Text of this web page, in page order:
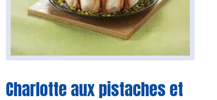
Charlotte aux pistaches et